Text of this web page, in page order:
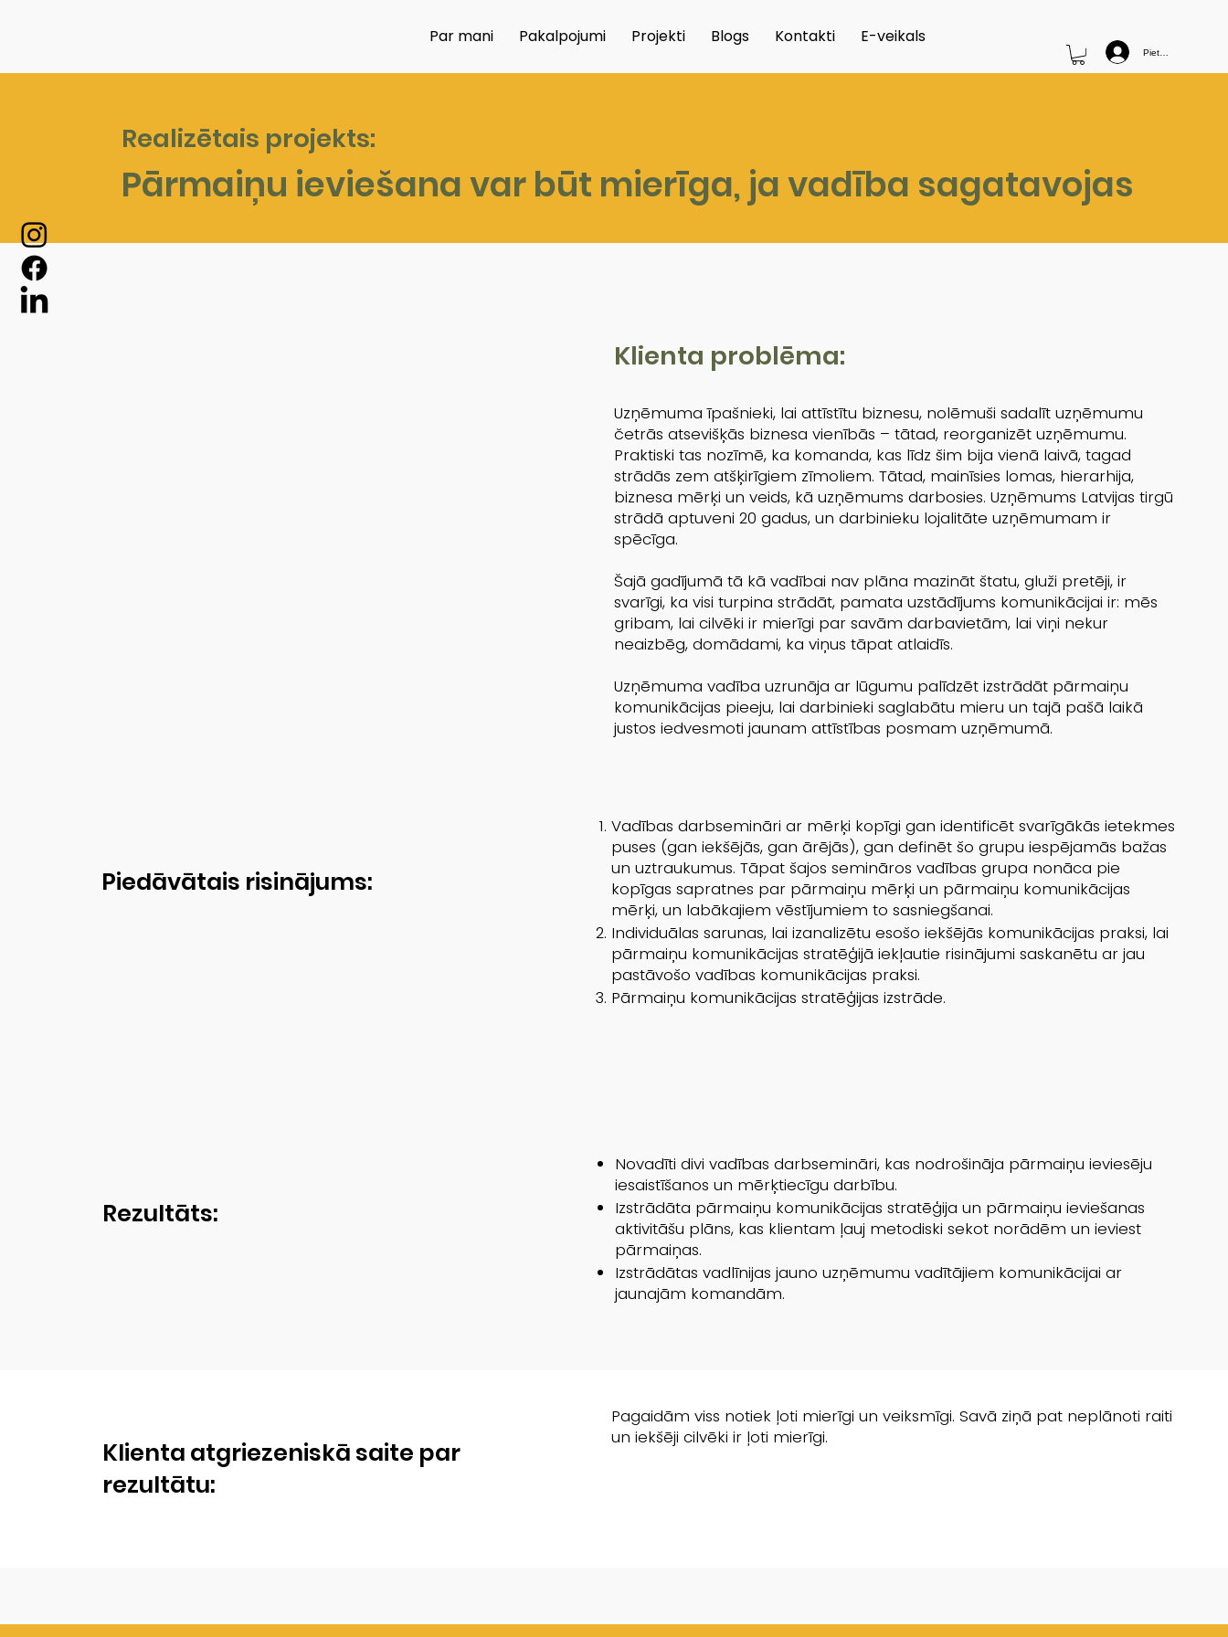
Par mani Pakalpojumi Projekti Blogs Kontakti E-veikals
Pieteikties
Pārmaiņu ieviešana var būt mierīga, ja vadība sagatavojas
Realizētais projekts:
Uzņēmuma īpašnieki, lai attīstītu biznesu, nolēmuši sadalīt uzņēmumu
četrās atsevišķās biznesa vienībās – tātad, reorganizēt uzņēmumu.
Praktiski tas nozīmē, ka komanda, kas līdz šim bija vienā laivā, tagad
strādās zem atšķirīgiem zīmoliem. Tātad, mainīsies lomas, hierarhija,
biznesa mērķi un veids, kā uzņēmums darbosies. Uzņēmums Latvijas tirgū
strādā aptuveni 20 gadus, un darbinieku lojalitāte uzņēmumam ir
spēcīga.
Šajā gadījumā tā kā vadībai nav plāna mazināt štatu, gluži pretēji, ir
svarīgi, ka visi turpina strādāt, pamata uzstādījums komunikācijai ir: mēs
gribam, lai cilvēki ir mierīgi par savām darbavietām, lai viņi nekur
neaizbēg, domādami, ka viņus tāpat atlaidīs.
Uzņēmuma vadība uzrunāja ar lūgumu palīdzēt izstrādāt pārmaiņu
komunikācijas pieeju, lai darbinieki saglabātu mieru un tajā pašā laikā
justos iedvesmoti jaunam attīstības posmam uzņēmumā.
Klienta problēma:
Piedāvātais risinājums:
Vadības darbsemināri ar mērķi kopīgi gan identificēt svarīgākās ietekmes
puses (gan iekšējās, gan ārējās), gan definēt šo grupu iespējamās bažas
un uztraukumus. Tāpat šajos semināros vadības grupa nonāca pie
kopīgas sapratnes par pārmaiņu mērķi un pārmaiņu komunikācijas
mērķi, un labākajiem vēstījumiem to sasniegšanai.
Individuālas sarunas, lai izanalizētu esošo iekšējās komunikācijas praksi, lai
pārmaiņu komunikācijas stratēģijā iekļautie risinājumi saskanētu ar jau
pastāvošo vadības komunikācijas praksi.
Pārmaiņu komunikācijas stratēģijas izstrāde.
Rezultāts:
Novadīti divi vadības darbsemināri, kas nodrošināja pārmaiņu ieviesēju
iesaistīšanos un mērķtiecīgu darbību.
Izstrādāta pārmaiņu komunikācijas stratēģija un pārmaiņu ieviešanas
aktivitāšu plāns, kas klientam ļauj metodiski sekot norādēm un ieviest
pārmaiņas.
Izstrādātas vadlīnijas jauno uzņēmumu vadītājiem komunikācijai ar
jaunajām komandām.
Klienta atgriezeniskā saite par
rezultātu:
Pagaidām viss notiek ļoti mierīgi un veiksmīgi. Savā ziņā pat neplānoti raiti
un iekšēji cilvēki ir ļoti mierīgi.